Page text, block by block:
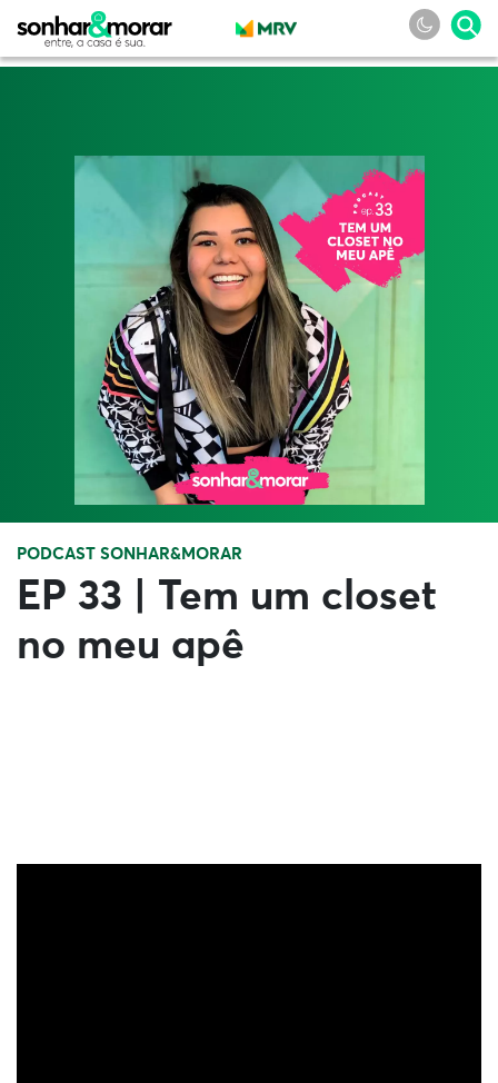
PODCAST SONHAR&MORAR
EP 33 | Tem um closet
no meu apê